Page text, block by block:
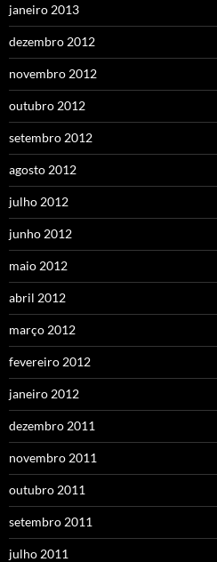
janeiro 2013
dezembro 2012
novembro 2012
outubro 2012
setembro 2012
agosto 2012
julho 2012
junho 2012
maio 2012
abril 2012
março 2012
fevereiro 2012
janeiro 2012
dezembro 2011
novembro 2011
outubro 2011
setembro 2011
julho 2011